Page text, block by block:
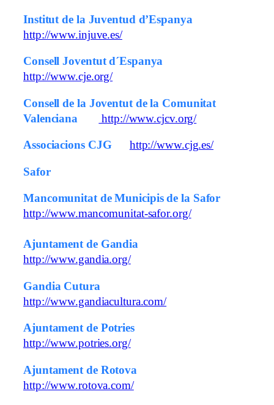
Institut de la Juventud d’Espanya
http://www.injuve.es/
Consell Joventut d´Espanya
http://www.cje.org/
Consell de la Joventut de la Comunitat
Valenciana
http://www.cjcv.org/
Associacions CJG http://www.cjg.es/
Safor
Mancomunitat de Municipis de la Safor
http://www.mancomunitat-safor.org/
Ajuntament de Gandia
http://www.gandia.org/
Gandia Cutura
http://www.gandiacultura.com/
Ajuntament de Potries
http://www.potries.org/
Ajuntament de Rotova
http://www.rotova.com/